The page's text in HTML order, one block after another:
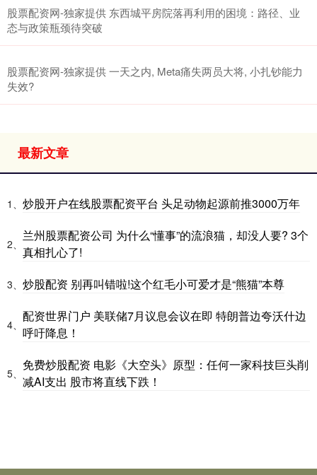
股票配资网-独家提供 东西城平房院落再利用的困境：路径、业
态与政策瓶颈待突破
股票配资网-独家提供 一天之内, Meta痛失两员大将, 小扎钞能力
失效?
最新文章
1、 炒股开户在线股票配资平台 头足动物起源前推3000万年
2、
兰州股票配资公司 为什么“懂事”的流浪猫，却没人要? 3个
真相扎心了!
3、 炒股配资 别再叫错啦!这个红毛小可爱才是“熊猫”本尊
4、
配资世界门户 美联储7月议息会议在即 特朗普边夸沃什边
呼吁降息！
5、
免费炒股配资 电影《大空头》原型：任何一家科技巨头削
减AI支出 股市将直线下跌！